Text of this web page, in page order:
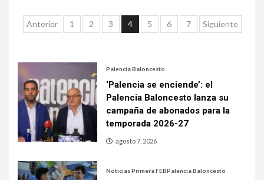
Anterior 1 2 3 4 5 6 7 Siguiente
Palencia Baloncesto
‘Palencia se enciende’: el
Palencia Baloncesto lanza su
campaña de abonados para la
temporada 2026-27
agosto 7, 2026
Noticias Primera FEBPalencia Baloncesto